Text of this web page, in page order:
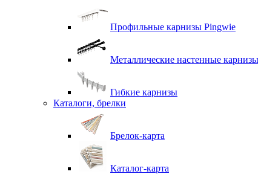
Профильные карнизы Pingwie
Металлические настенные карнизы
Гибкие карнизы
Каталоги, брелки
Брелок-карта
Каталог-карта